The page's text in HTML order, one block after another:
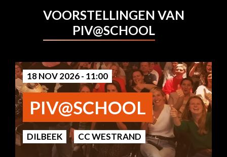
VOORSTELLINGEN VAN
PIV@SCHOOL
18 NOV 2026 - 11:00
PIV@SCHOOL
DILBEEK CC WESTRAND